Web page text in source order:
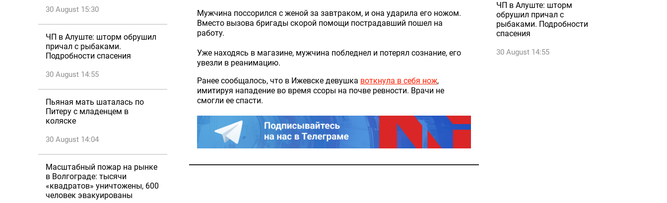
30 August 15:30
ЧП в Алуште: шторм обрушил
причал с рыбаками.
Подробности спасения
30 August 14:55
Пьяная мать шаталась по
Питеру с младенцем в
коляске
30 August 14:04
Масштабный пожар на рынке
в Волгограде: тысячи
«квадратов» уничтожены, 600
человек эвакуированы
Мужчина поссорился с женой за завтраком, и она ударила его ножом.
Вместо вызова бригады скорой помощи пострадавший пошел на
работу.
Уже находясь в магазине, мужчина побледнел и потерял сознание, его
увезли в реанимацию.
Ранее сообщалось, что в Ижевске девушка воткнула в себя нож,
имитируя нападение во время ссоры на почве ревности. Врачи не
смогли ее спасти.
ЧП в Алуште: шторм
обрушил причал с
рыбаками. Подробности
спасения
30 August 14:55